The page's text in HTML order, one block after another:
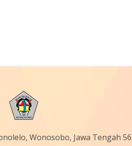
Wonosobo, Jawa Tengah